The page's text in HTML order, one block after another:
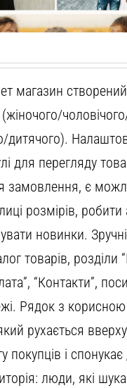
магазин
дитячого).
для перегляду
замовлення, є
розмірів, робити
новинки. Зручні
товарів, розділи
“Контакти”,
Рядок з корисною
рухається
покупців і спонукає
люди, які